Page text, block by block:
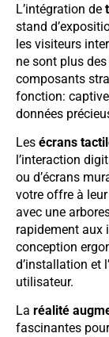
L’intégration de
stand
les visiteurs
ne sont plus
composants
fonction:
données
Les écrans
l’interaction
ou d’écrans
votre offre à
avec une
rapidement aux
conception
d’installation et
utilisateur.
La réalité
fascinantes